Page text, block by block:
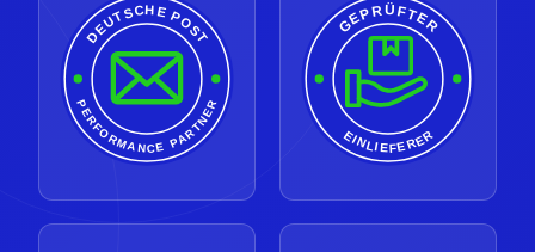
DEUTSCHE POST
PERFORMANCE PARTNER
GEPRÜFTER
EINLIEFERER